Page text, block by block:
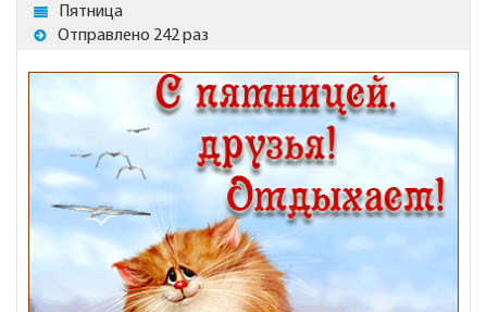
Пятница
Отправлено 242 раз